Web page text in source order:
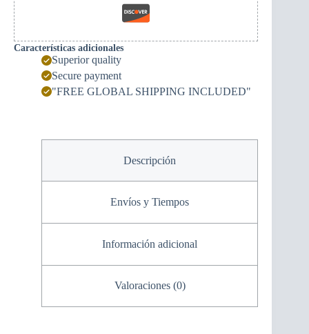
Características adicionales
Superior quality
Secure payment
"FREE GLOBAL SHIPPING INCLUDED"
Descripción
Envíos y Tiempos
Información adicional
Valoraciones (0)